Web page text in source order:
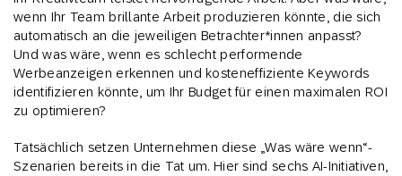
wenn Ihr Team brillante Arbeit produzieren könnte, die sich
automatisch an die jeweiligen Betrachter*innen anpasst?
Und was wäre, wenn es schlecht performende
Werbeanzeigen erkennen und kosteneffiziente Keywords
identifizieren könnte, um Ihr Budget für einen maximalen ROI
zu optimieren?
Tatsächlich setzen Unternehmen diese „Was wäre wenn“-
Szenarien bereits in die Tat um. Hier sind sechs AI-Initiativen,